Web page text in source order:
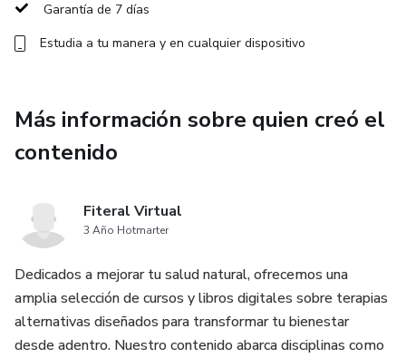
Garantía de 7 días
Estudia a tu manera y en cualquier dispositivo
Más información sobre quien creó el
contenido
Fiteral Virtual
3 Año Hotmarter
Dedicados a mejorar tu salud natural, ofrecemos una
amplia selección de cursos y libros digitales sobre terapias
alternativas diseñados para transformar tu bienestar
desde adentro. Nuestro contenido abarca disciplinas como